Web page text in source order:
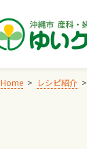
Home レシピ紹介